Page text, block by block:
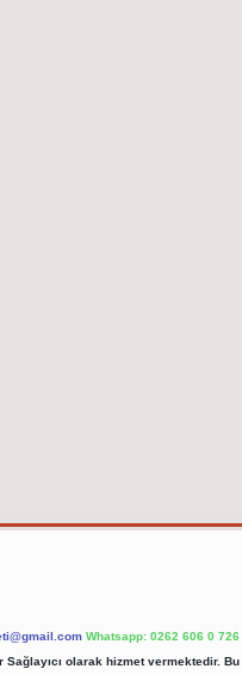
Whatsapp: 0262 606 0 726
olarak hizmet vermektedir.